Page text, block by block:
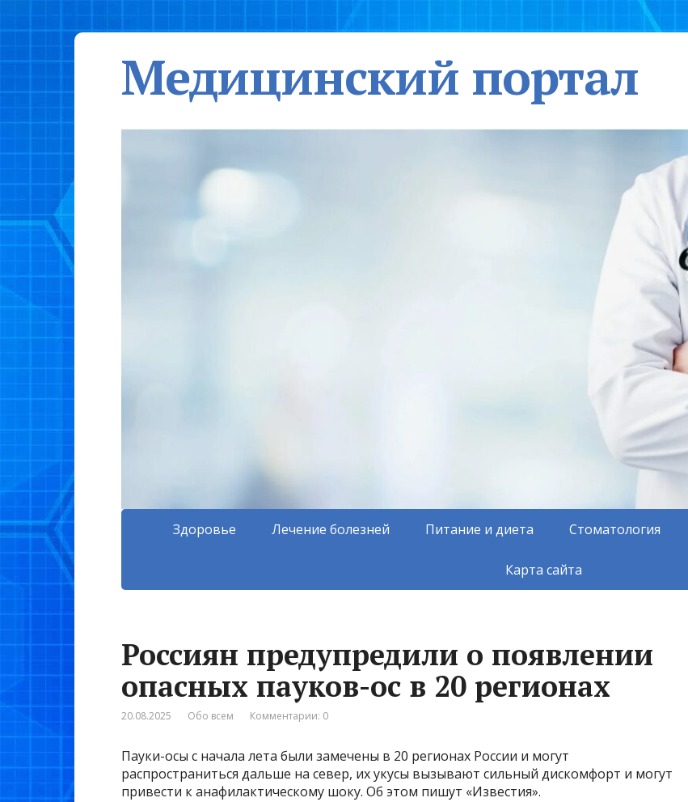
Медицинский портал
Здоровье Лечение болезней Питание и диета Стоматология
Карта сайта
Россиян предупредили о появлении
опасных пауков-ос в 20 регионах
20.08.2025 Обо всем Комментарии: 0
Пауки-осы с начала лета были замечены в 20 регионах России и могут
распространиться дальше на север, их укусы вызывают сильный дискомфорт и могут
привести к анафилактическому шоку. Об этом пишут «Известия».